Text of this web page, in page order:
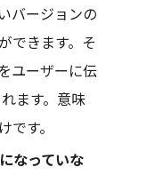
バージョンの
できます。そ
ユーザーに伝
ます。意味
す。
なっていな